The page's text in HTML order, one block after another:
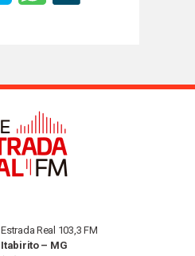
Estrada Real 103,3 FM
Itabirito – MG